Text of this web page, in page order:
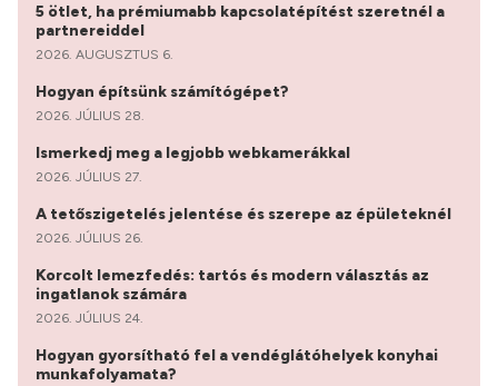
5 ötlet, ha prémiumabb kapcsolatépítést szeretnél a
partnereiddel
2026. AUGUSZTUS 6.
Hogyan építsünk számítógépet?
2026. JÚLIUS 28.
Ismerkedj meg a legjobb webkamerákkal
2026. JÚLIUS 27.
A tetőszigetelés jelentése és szerepe az épületeknél
2026. JÚLIUS 26.
Korcolt lemezfedés: tartós és modern választás az
ingatlanok számára
2026. JÚLIUS 24.
Hogyan gyorsítható fel a vendéglátóhelyek konyhai
munkafolyamata?